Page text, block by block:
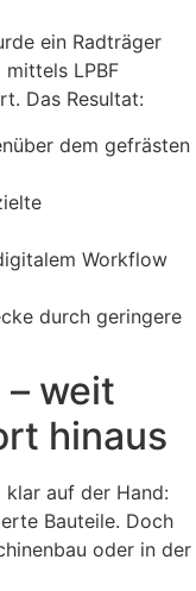
ein Radträger
LPBF
Das Resultat:
dem gefrästen
Workflow
durch geringere
weit
hinaus
auf der Hand:
Bauteile. Doch
oder in der